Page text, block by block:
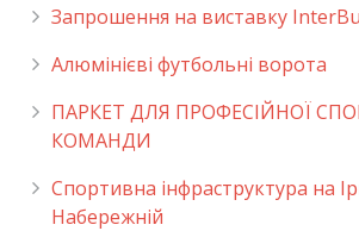
Запрошення на виставку
Алюмінієві футбольні ворота
ПАРКЕТ ДЛЯ ПРОФЕСІЙНОЇ
КОМАНДИ
Спортивна інфраструктура на
Набережній